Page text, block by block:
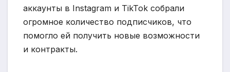
аккаунты в Instagram и TikTok собрали
огромное количество подписчиков, что
помогло ей получить новые возможности
и контракты.